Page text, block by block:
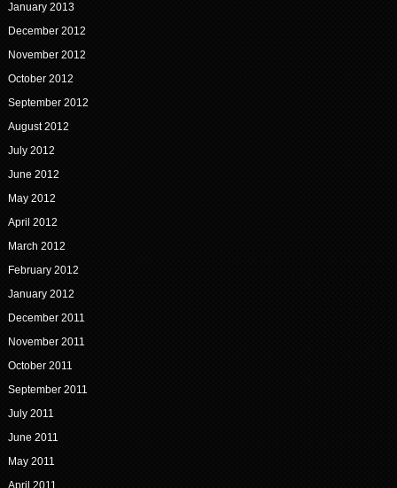
January 2013
December 2012
November 2012
October 2012
September 2012
August 2012
July 2012
June 2012
May 2012
April 2012
March 2012
February 2012
January 2012
December 2011
November 2011
October 2011
September 2011
July 2011
June 2011
May 2011